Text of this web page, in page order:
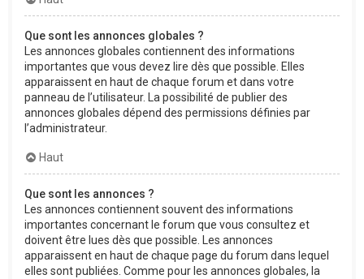
Que sont les annonces globales ?
Les annonces globales contiennent des informations
importantes que vous devez lire dès que possible. Elles
apparaissent en haut de chaque forum et dans votre
panneau de l’utilisateur. La possibilité de publier des
annonces globales dépend des permissions définies par
l’administrateur.
Haut
Que sont les annonces ?
Les annonces contiennent souvent des informations
importantes concernant le forum que vous consultez et
doivent être lues dès que possible. Les annonces
apparaissent en haut de chaque page du forum dans lequel
elles sont publiées. Comme pour les annonces globales, la